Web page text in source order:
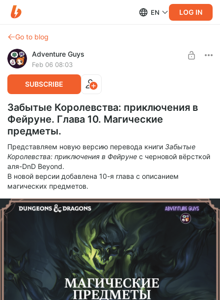
EN LOG IN
Go to blog
Adventure Guys
Feb 06 08:03
SUBSCRIBE
Забытые Королевства: приключения в
Фейруне. Глава 10. Магические
предметы.
Представляем новую версию перевода книги Забытые
Королевства: приключения в Фейруне с черновой вёрсткой
аля-DnD Beyond.
В новой версии добавлена 10-я глава с описанием
магических предметов.